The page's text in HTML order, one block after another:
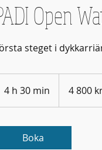
Open
steget i
4 h 30 min
h
m
kronor4 800
Boka